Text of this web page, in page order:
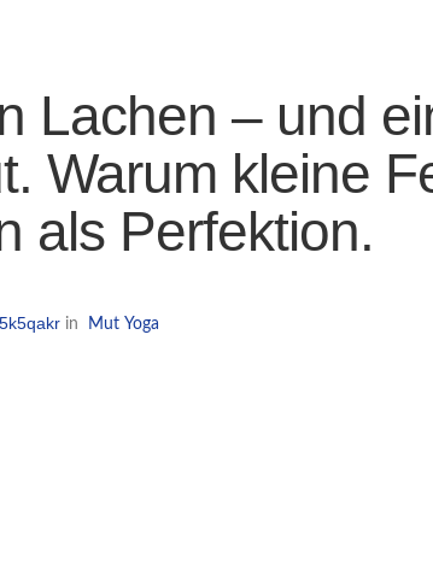
Lachen – und
Warum kleine
als Perfektion.
in Mut Yoga